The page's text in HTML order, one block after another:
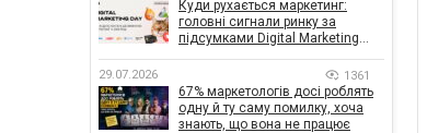
Куди рухається маркетинг:
головні сигнали ринку за
підсумками Digital Marketing
29.07.2026 1361
67% маркетологів досі роблять
одну й ту саму помилку, хоча
знають, що вона не працює